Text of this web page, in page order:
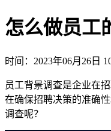
怎么做员工
时间：2023年06月26日
员工背景调查是企业在
在确保招聘决策的准确
调查呢？